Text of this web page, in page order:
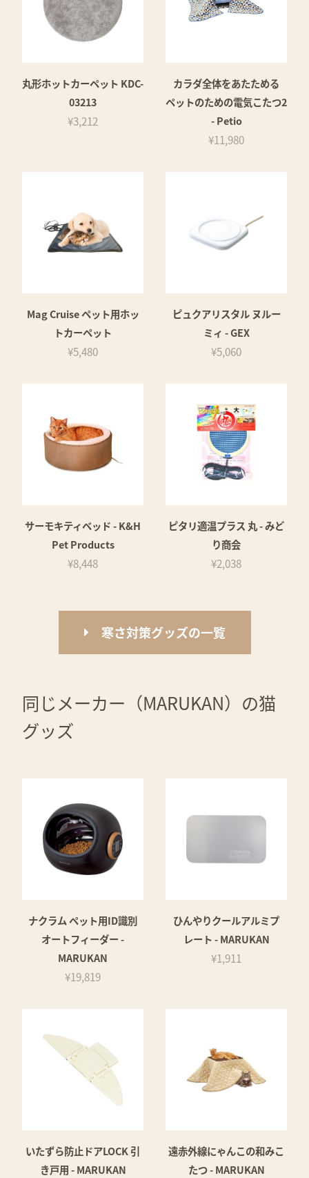
丸形ホットカーペット KDC-
03213
¥3,212
カラダ全体をあたためる
ペットのための電気こたつ2
- Petio
¥11,980
Mag Cruise ペット用ホッ
トカーペット
¥5,480
ピュクアリスタル ヌルー
ミィ - GEX
¥5,060
サーモキティベッド - K&H
Pet Products
¥8,448
ピタリ適温プラス 丸 - みど
り商会
¥2,038
寒さ対策グッズの一覧
同じメーカー（MARUKAN）の猫
グッズ
ナクラム ペット用ID識別
オートフィーダー -
MARUKAN
¥19,819
ひんやりクールアルミプ
レート - MARUKAN
¥1,911
いたずら防止ドアLOCK 引
き戸用 - MARUKAN
遠赤外線にゃんこの和みこ
たつ - MARUKAN